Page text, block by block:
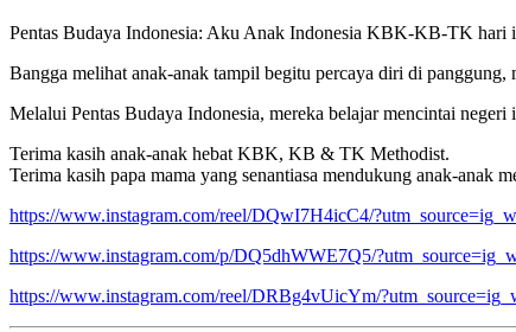
Pentas Budaya Indonesia: Aku Anak Indonesia KBK-KB-TK hari
Bangga melihat anak-anak tampil begitu percaya diri di
Melalui Pentas Budaya Indonesia, mereka belajar mencintai
Terima kasih anak-anak hebat KBK, KB & TK Methodist.
Terima kasih papa mama yang senantiasa mendukung anak-anak
https://www.instagram.com/reel/DQwI7H4icC4/
https://www.instagram.com/p/DQ5dhWWE7Q5/
https://www.instagram.com/reel/DRBg4vUicYm/